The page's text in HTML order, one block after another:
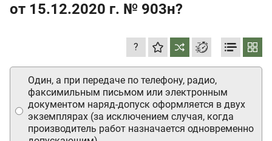
от 15.12.2020 г. № 903н?
?
Один, а при передаче по телефону, радио,
факсимильным письмом или электронным
документом наряд-допуск оформляется в двух
экземплярах (за исключением случая, когда
производитель работ назначается одновременно